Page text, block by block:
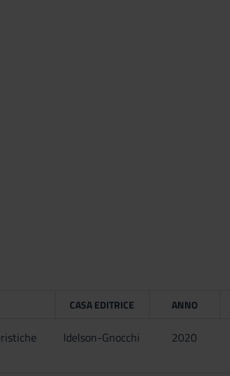
CASA EDITRICE ANNO
Idelson-Gnocchi 2020